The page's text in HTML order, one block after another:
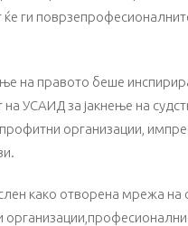
ги
на правото беше
УСАИД за јакнење на
организации,
како отворена мрежа